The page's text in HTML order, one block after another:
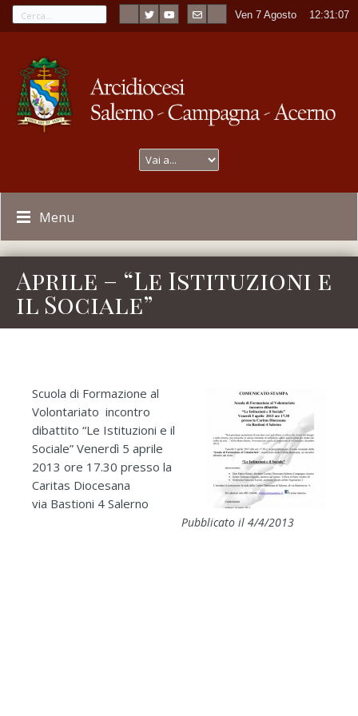
Ven 7 Agosto 12:31:07
Menu
Aprile – “Le Istituzioni e
il Sociale”
Scuola di Formazione al
Volontariato incontro
dibattito “Le Istituzioni e il
Sociale” Venerdì 5 aprile
2013 ore 17.30 presso la
Caritas Diocesana
via Bastioni 4 Salerno
Pubblicato il 4/4/2013